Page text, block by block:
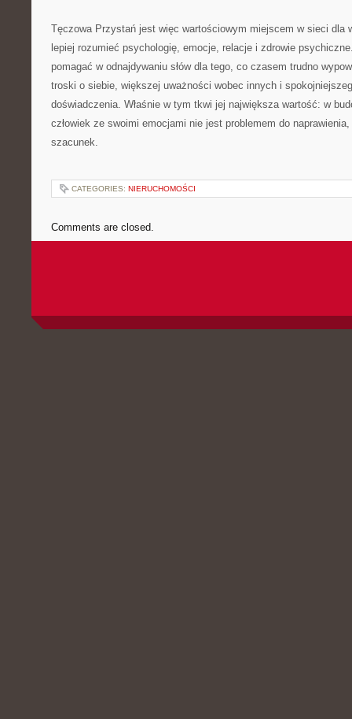
Tęczowa Przystań jest więc wartościowym miejscem w sieci dla
lepiej rozumieć psychologię, emocje, relacje i zdrowie
pomagać w odnajdywaniu słów dla tego, co czasem trudno
troski o siebie, większej uważności wobec innych i
doświadczenia. Właśnie w tym tkwi jej największa wartość: w
człowiek ze swoimi emocjami nie jest problemem do
szacunek.
CATEGORIES: NIERUCHOMOŚCI
Comments are closed.